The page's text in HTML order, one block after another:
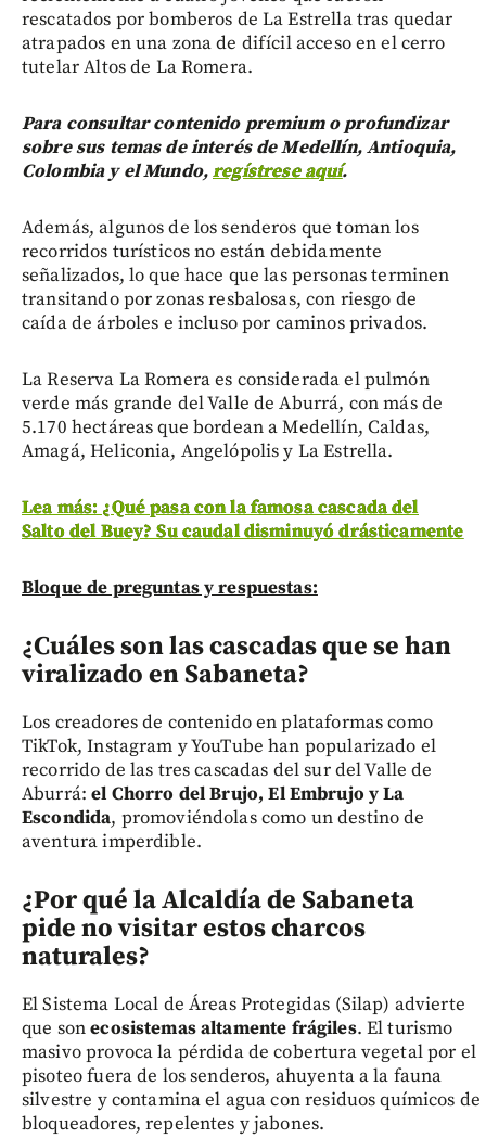
rescatados por bomberos de La Estrella tras quedar
atrapados en una zona de difícil acceso en el cerro
tutelar Altos de La Romera.
Para consultar contenido premium o profundizar
sobre sus temas de interés de Medellín, Antioquia,
Colombia y el Mundo,regístrese aquí.
Además, algunos de los senderos que toman los
recorridos turísticos no están debidamente
señalizados, lo que hace que las personas terminen
transitando por zonas resbalosas, con riesgo de
caída de árboles e incluso por caminos privados.
La Reserva La Romera es considerada el pulmón
verde más grande del Valle de Aburrá, con más de
5.170 hectáreas que bordean a Medellín, Caldas,
Amagá, Heliconia, Angelópolis y La Estrella.
Lea más: ¿Qué pasa con la famosa cascada del
Salto del Buey? Su caudal disminuyó drásticamente
Bloque de preguntas y respuestas:
¿Cuáles son las cascadas que se han
viralizado en Sabaneta?
Los creadores de contenido en plataformas como
TikTok, Instagram y YouTube han popularizado el
recorrido de las tres cascadas del sur del Valle de
Aburrá:el Chorro del Brujo, El Embrujo y La
Escondida, promoviéndolas como un destino de
aventura imperdible.
¿Por qué la Alcaldía de Sabaneta
pide no visitar estos charcos
naturales?
El Sistema Local de Áreas Protegidas (Silap) advierte
que sonecosistemas altamente frágiles. El turismo
masivo provoca la pérdida de cobertura vegetal por el
pisoteo fuera de los senderos, ahuyenta a la fauna
silvestre y contamina el agua con residuos químicos de
bloqueadores, repelentes y jabones.